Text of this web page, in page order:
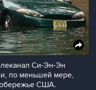
Си-Эн-Эн
по меньшей мере,
США.